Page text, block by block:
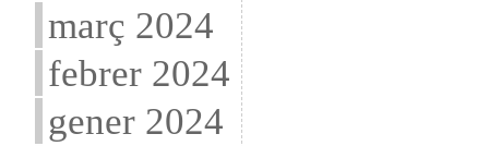
març 2024
febrer 2024
gener 2024